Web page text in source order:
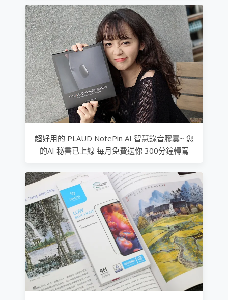
超好用的 PLAUD NotePin AI 智慧錄音膠囊~ 您
的AI 秘書已上線 每月免費送你 300分鐘轉寫